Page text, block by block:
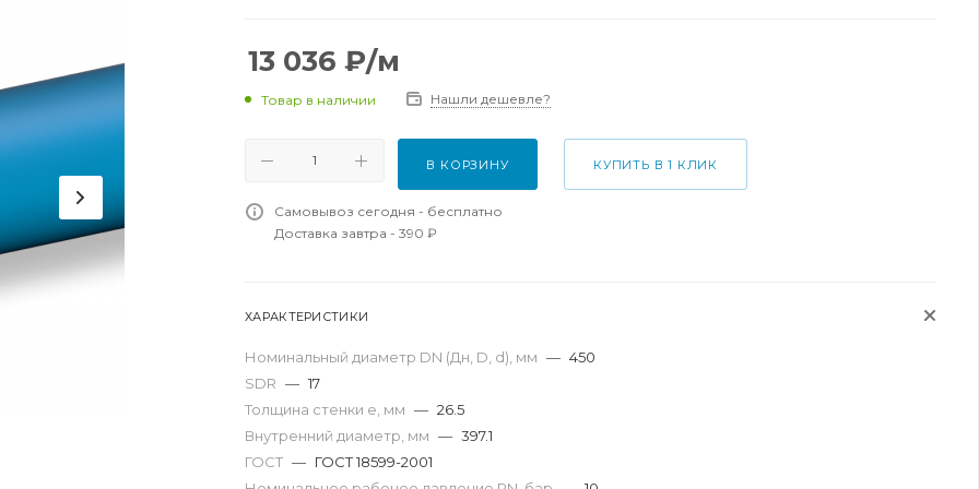
13 036 ₽/м
Товар в наличии Нашли дешевле?
В КОРЗИНУ КУПИТЬ В 1 КЛИК
Самовывоз сегодня - бесплатно
Доставка завтра - 390 ₽
ХАРАКТЕРИСТИКИ
Номинальный диаметр DN (Дн, D, d), мм — 450
SDR — 17
Толщина стенки e, мм — 26.5
Внутренний диаметр, мм — 397.1
ГОСТ — ГОСТ 18599-2001